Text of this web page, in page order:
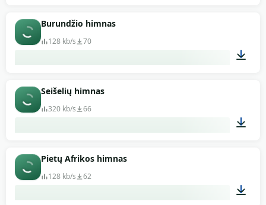
Burundžio himnas
128 kb/s 70
Seišelių himnas
320 kb/s 66
Pietų Afrikos himnas
128 kb/s 62